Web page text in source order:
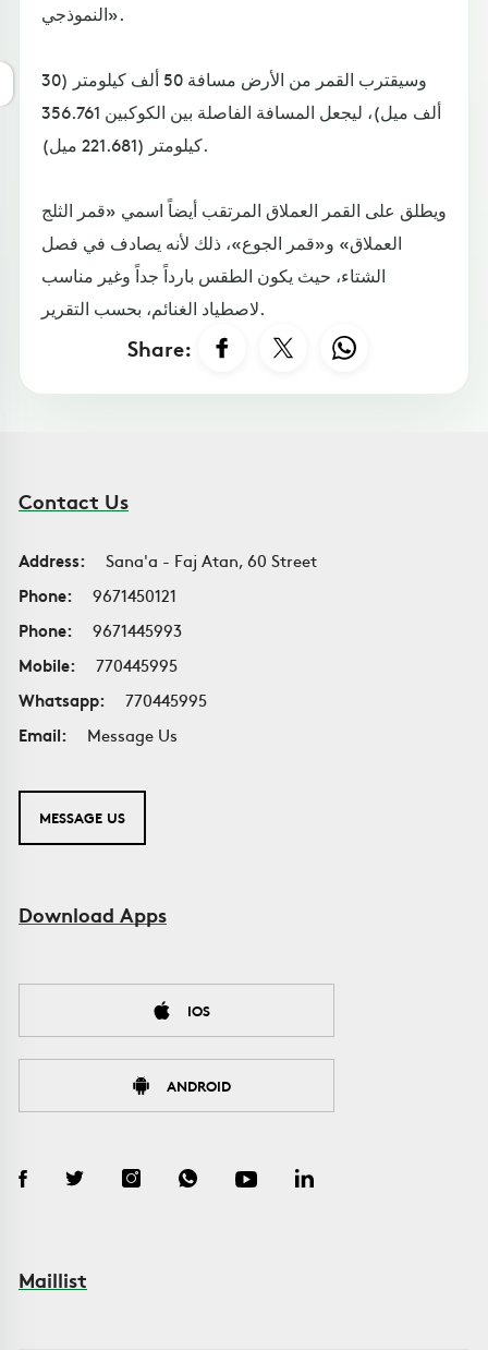
النموذجي».
وسيقترب القمر من الأرض مسافة 50 ألف كيلومتر (30
ألف ميل)، ليجعل المسافة الفاصلة بين الكوكبين 356.761
كيلومتر (221.681 ميل).
ويطلق على القمر العملاق المرتقب أيضاً اسمي «قمر الثلج
العملاق» و«قمر الجوع»، ذلك لأنه يصادف في فصل
الشتاء، حيث يكون الطقس بارداً جداً وغير مناسب
لاصطياد الغنائم، بحسب التقرير.
Share:
Contact Us
Address:
Sana'a - Faj Atan, 60 Street
Phone:
9671450121
Phone:
9671445993
Mobile:
770445995
Whatsapp:
770445995
Email:
Message Us
MESSAGE US
Download Apps
IOS
ANDROID
Maillist